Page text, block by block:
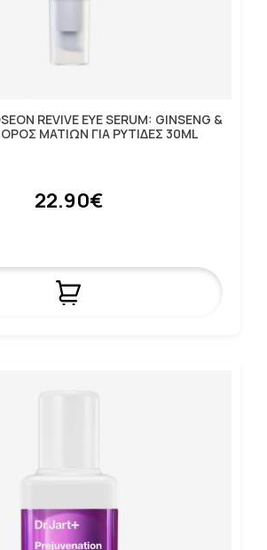
REVIVE EYE SERUM: GINSENG &
ΟΡΟΣ ΜΑΤΙΩΝ ΓΙΑ ΡΥΤΙΔΕΣ 30ML
22.90€